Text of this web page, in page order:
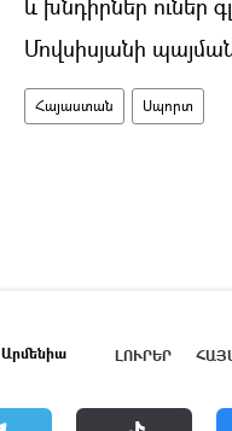
և խնդիրներ ուներ
Մովսիսյանի
Հայաստան Սպորտ
Արմենիա ԼՈՒՐԵՐ